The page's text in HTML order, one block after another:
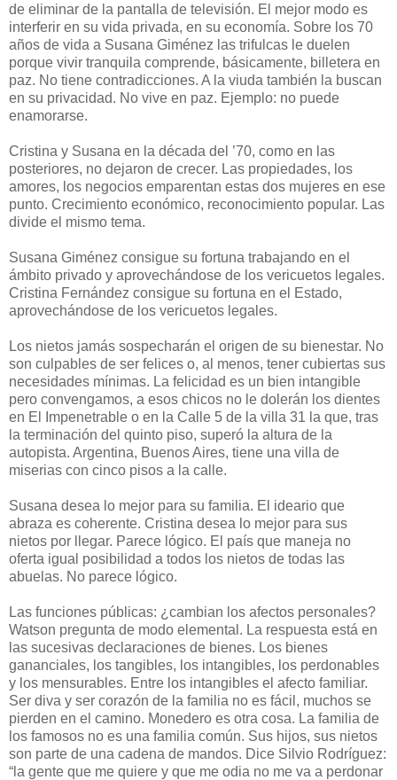
de eliminar de la pantalla de televisión. El mejor modo es
interferir en su vida privada, en su economía. Sobre los 70
años de vida a Susana Giménez las trifulcas le duelen
porque vivir tranquila comprende, básicamente, billetera en
paz. No tiene contradicciones. A la viuda también la buscan
en su privacidad. No vive en paz. Ejemplo: no puede
enamorarse.
Cristina y Susana en la década del ’70, como en las
posteriores, no dejaron de crecer. Las propiedades, los
amores, los negocios emparentan estas dos mujeres en ese
punto. Crecimiento económico, reconocimiento popular. Las
divide el mismo tema.
Susana Giménez consigue su fortuna trabajando en el
ámbito privado y aprovechándose de los vericuetos legales.
Cristina Fernández consigue su fortuna en el Estado,
aprovechándose de los vericuetos legales.
Los nietos jamás sospecharán el origen de su bienestar. No
son culpables de ser felices o, al menos, tener cubiertas sus
necesidades mínimas. La felicidad es un bien intangible
pero convengamos, a esos chicos no le dolerán los dientes
en El Impenetrable o en la Calle 5 de la villa 31 la que, tras
la terminación del quinto piso, superó la altura de la
autopista. Argentina, Buenos Aires, tiene una villa de
miserias con cinco pisos a la calle.
Susana desea lo mejor para su familia. El ideario que
abraza es coherente. Cristina desea lo mejor para sus
nietos por llegar. Parece lógico. El país que maneja no
oferta igual posibilidad a todos los nietos de todas las
abuelas. No parece lógico.
Las funciones públicas: ¿cambian los afectos personales?
Watson pregunta de modo elemental. La respuesta está en
las sucesivas declaraciones de bienes. Los bienes
gananciales, los tangibles, los intangibles, los perdonables
y los mensurables. Entre los intangibles el afecto familiar.
Ser diva y ser corazón de la familia no es fácil, muchos se
pierden en el camino. Monedero es otra cosa. La familia de
los famosos no es una familia común. Sus hijos, sus nietos
son parte de una cadena de mandos. Dice Silvio Rodríguez:
“la gente que me quiere y que me odia no me va a perdonar